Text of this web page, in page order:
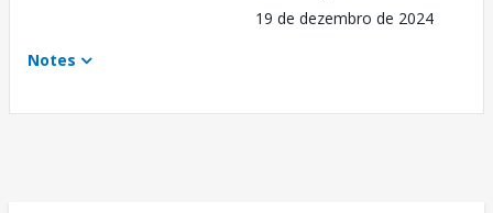
19 de dezembro de 2024
Notes